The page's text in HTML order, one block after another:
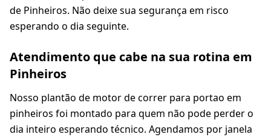
de Pinheiros. Não deixe sua segurança em risco
esperando o dia seguinte.
Atendimento que cabe na sua rotina em
Pinheiros
Nosso plantão de motor de correr para portao em
pinheiros foi montado para quem não pode perder o
dia inteiro esperando técnico. Agendamos por janela